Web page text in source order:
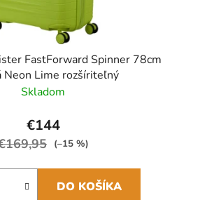
FastForward Spinner 78cm
Neon Lime rozšíriteľný
Skladom
€144
(–15 %)
DO KOŠÍKA